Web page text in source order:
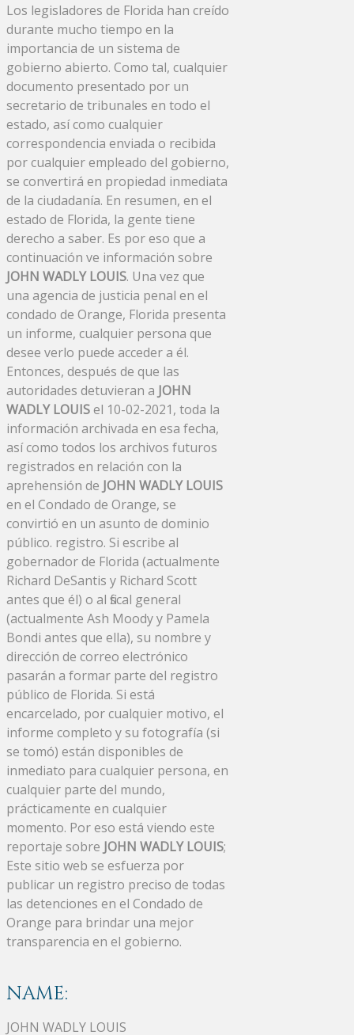
Los legisladores de Florida han creído
durante mucho tiempo en la
importancia de un sistema de
gobierno abierto. Como tal, cualquier
documento presentado por un
secretario de tribunales en todo el
estado, así como cualquier
correspondencia enviada o recibida
por cualquier empleado del gobierno,
se convertirá en propiedad inmediata
de la ciudadanía. En resumen, en el
estado de Florida, la gente tiene
derecho a saber. Es por eso que a
continuación ve información sobre
JOHN WADLY LOUIS. Una vez que
una agencia de justicia penal en el
condado de Orange, Florida presenta
un informe, cualquier persona que
desee verlo puede acceder a él.
Entonces, después de que las
autoridades detuvieran a JOHN
WADLY LOUISel 10-02-2021, toda la
información archivada en esa fecha,
así como todos los archivos futuros
registrados en relación con la
aprehensión de JOHN WADLY LOUIS
en el Condado de Orange, se
convirtió en un asunto de dominio
público. registro. Si escribe al
gobernador de Florida (actualmente
Richard DeSantis y Richard Scott
antes que él) o al fiscal general
(actualmente Ash Moody y Pamela
Bondi antes que ella), su nombre y
dirección de correo electrónico
pasarán a formar parte del registro
público de Florida. Si está
encarcelado, por cualquier motivo, el
informe completo y su fotografía (si
se tomó) están disponibles de
inmediato para cualquier persona, en
cualquier parte del mundo,
prácticamente en cualquier
momento. Por eso está viendo este
reportaje sobre JOHN WADLY LOUIS;
Este sitio web se esfuerza por
publicar un registro preciso de todas
las detenciones en el Condado de
Orange para brindar una mejor
transparencia en el gobierno.
NAME:
JOHN WADLY LOUIS